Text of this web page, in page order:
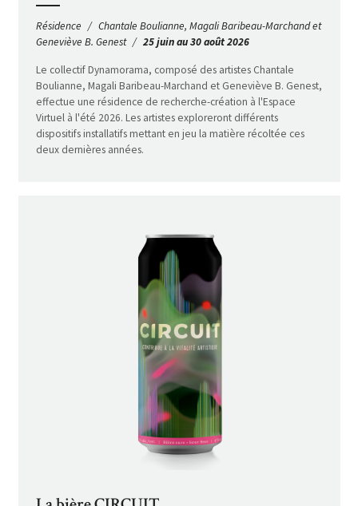
Résidence
Chantale Boulianne, Magali Baribeau-Marchand et
Geneviève B. Genest
25 juin au 30 août 2026
Le collectif Dynamorama, composé des artistes Chantale
Boulianne, Magali Baribeau-Marchand et Geneviève B. Genest,
effectue une résidence de recherche-création à l'Espace
Virtuel à l'été 2026. Les artistes exploreront différents
dispositifs installatifs mettant en jeu la matière récoltée ces
deux dernières années.